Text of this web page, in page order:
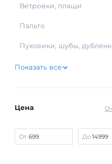
Ветровки, плащи
Пальто
Пуховики, шубы,
Показать все
Цена
От До